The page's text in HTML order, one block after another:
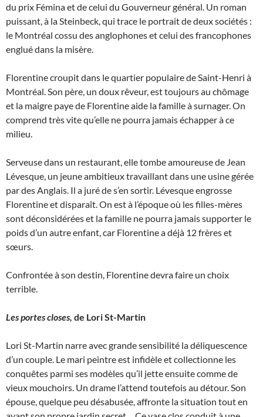
du prix Fémina et de celui du Gouverneur général. Un roman
puissant, à la Steinbeck, qui trace le portrait de deux sociétés :
le Montréal cossu des anglophones et celui des francophones
englué dans la misère.
Florentine croupit dans le quartier populaire de Saint-Henri à
Montréal. Son père, un doux rêveur, est toujours au chômage
et la maigre paye de Florentine aide la famille à surnager. On
comprend très vite qu’elle ne pourra jamais échapper à ce
milieu.
Serveuse dans un restaurant, elle tombe amoureuse de Jean
Lévesque, un jeune ambitieux travaillant dans une usine gérée
par des Anglais. Il a juré de s’en sortir. Lévesque engrosse
Florentine et disparaît. On est à l’époque où les filles-mères
sont déconsidérées et la famille ne pourra jamais supporter le
poids d’un autre enfant, car Florentine a déjà 12 frères et
sœurs.
Confrontée à son destin, Florentine devra faire un choix
terrible.
Les portes closes, de Lori St-Martin
Lori St-Martin narre avec grande sensibilité la déliquescence
d’un couple. Le mari peintre est infidèle et collectionne les
conquêtes parmi ses modèles qu’il jette ensuite comme de
vieux mouchoirs. Un drame l’attend toutefois au détour. Son
épouse, quelque peu désabusée, affronte la situation tout en